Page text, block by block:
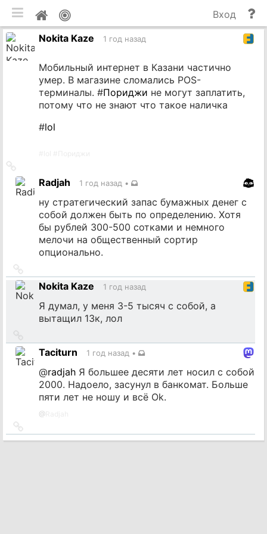
Мой
профиль
и
Вход
Nokita Kaze
1 год назад
Мобильный интернет в Казани частично
умер. В магазине сломались POS-
терминалы. #Пориджи не могут заплатить,
потому что не знают что такое наличка
#lol
на
источникRadjah 1 год назад •
ну стратегический запас бумажных денег с
собой должен быть по определению. Хотя
бы рублей 300-500 сотками и немного
мелочи на общественный сортир
опционально.
на
источник
Nokita Kaze 1 год назад
Я думал, у меня 3-5 тысяч с собой, а
вытащил 13к, лол
на
источник
Taciturn 1 год назад •
@radjah Я большее десяти лет носил с собой
2000. Надоело, засунул в банкомат. Больше
пяти лет не ношу и всё Ok.
@
на
мобильная версия